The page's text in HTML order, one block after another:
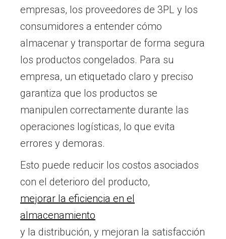
empresas, los proveedores de 3PL y los
consumidores a entender cómo
almacenar y transportar de forma segura
los productos congelados. Para su
empresa, un etiquetado claro y preciso
garantiza que los productos se
manipulen correctamente durante las
operaciones logísticas, lo que evita
errores y demoras.
Esto puede reducir los costos asociados
con el deterioro del producto,
mejorar la eficiencia en el
almacenamiento
y la distribución, y mejoran la satisfacción